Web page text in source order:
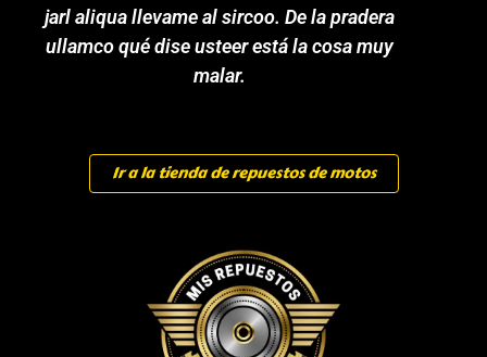
jarl aliqua llevame al sircoo. De la pradera
ullamco qué dise usteer está la cosa muy
malar.
Ir a la tienda de repuestos de motos